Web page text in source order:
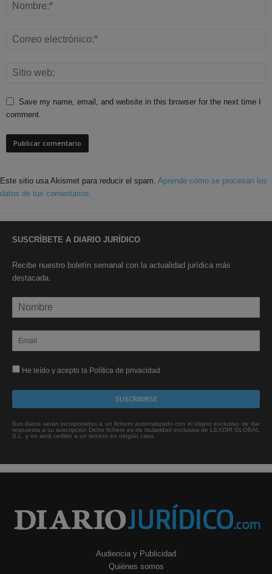
Save my name, email, and website in this browser for the next time I
comment.
Este sitio usa Akismet para reducir el spam. Aprende cómo se procesan los
datos de tus comentarios.
SUSCRÍBETE A DIARIO JURÍDICO
Recibe nuestro boletín semanal con la actualidad jurídica más
destacada.
He leído y acepto la Política de privacidad
Sus datos serán incorporados a un fichero automatizado con el objeto exclusivo de dar
respuesta a su suscripción Dicho fichero es de titularidad exclusiva de LEXDIR GLOBAL
S.L. y no será cedido a un tercero en ningún caso.
Audiencia y Publicidad
Quiénes somos